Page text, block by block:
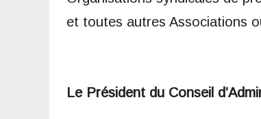
et toutes autres Associations
Le Président du Conseil